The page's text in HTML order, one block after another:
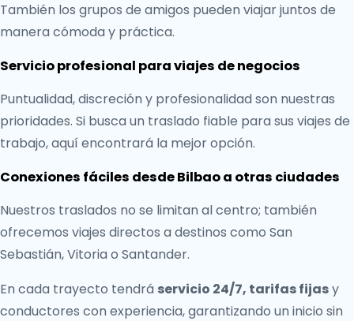
También los grupos de amigos pueden viajar juntos de
manera cómoda y práctica.
Servicio profesional para viajes de negocios
Puntualidad, discreción y profesionalidad son nuestras
prioridades. Si busca un traslado fiable para sus viajes de
trabajo, aquí encontrará la mejor opción.
Conexiones fáciles desde Bilbao a otras ciudades
Nuestros traslados no se limitan al centro; también
ofrecemos viajes directos a destinos como San
Sebastián, Vitoria o Santander.
En cada trayecto tendrá servicio 24/7, tarifas fijasy
conductores con experiencia, garantizando un inicio sin